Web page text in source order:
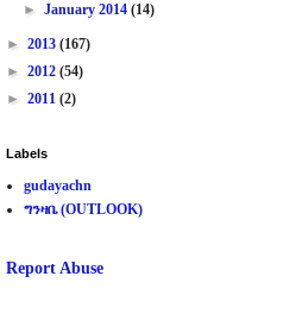
►January 2014(14)
► 2013 (167)
► 2012 (54)
► 2011 (2)
Labels
gudayachn
ግንዛቤ (OUTLOOK)
Report Abuse